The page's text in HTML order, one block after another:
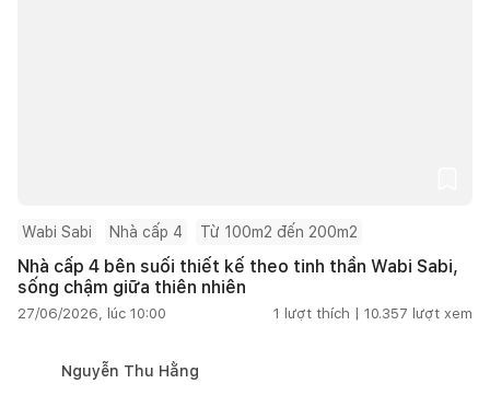
Wabi Sabi Nhà cấp 4 Từ 100m2 đến 200m2
Nhà cấp 4 bên suối thiết kế theo tinh thần Wabi Sabi,
sống chậm giữa thiên nhiên
27/06/2026, lúc 10:00 1 lượt thích | 10.357 lượt xem
Nguyễn Thu Hằng